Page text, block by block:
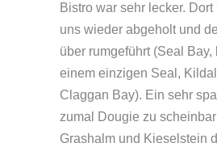
Bistro war sehr lecker.
uns wieder abgeholt und
über rumgeführt (Seal Bay,
einem einzigen Seal,
Claggan Bay). Ein sehr
zumal Dougie zu
Grashalm und Kieselstein